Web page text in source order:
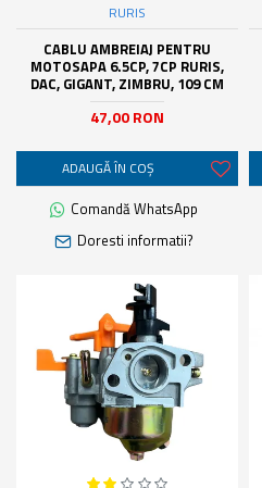
RURIS
CABLU AMBREIAJ PENTRU
MOTOSAPA 6.5CP, 7CP RURIS,
DAC, GIGANT, ZIMBRU, 109 CM
47,00 RON
ADAUGĂ ÎN COŞ
Comandă WhatsApp
Doresti informatii?